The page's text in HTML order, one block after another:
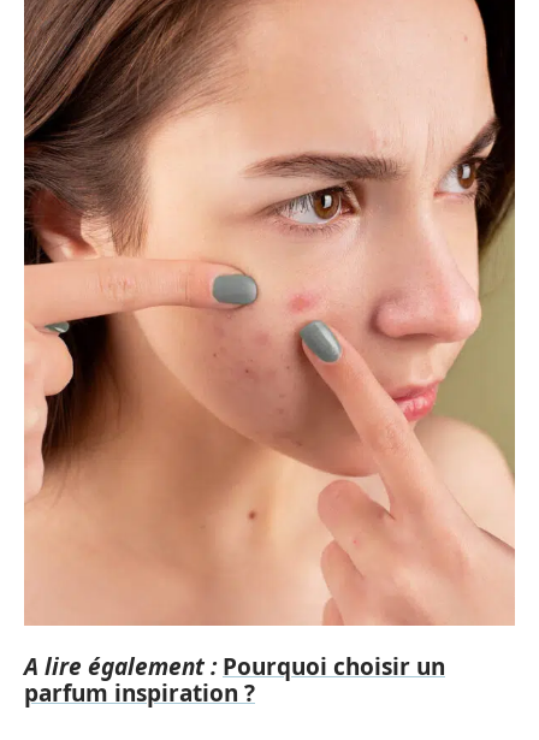
A lire également : Pourquoi choisir un
parfum inspiration ?